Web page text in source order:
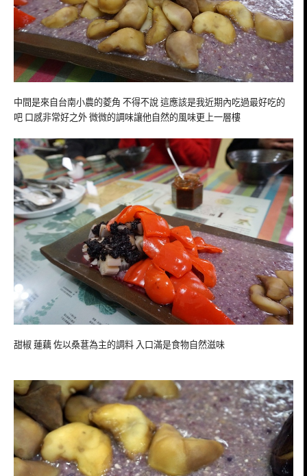
中間是來自台南小農的菱角 不得不說 這應該是我近期內吃過最好吃的
吧 口感非常好之外 微微的調味讓他自然的風味更上一層樓
甜椒 蓮藕 佐以桑葚為主的調料 入口滿是食物自然滋味